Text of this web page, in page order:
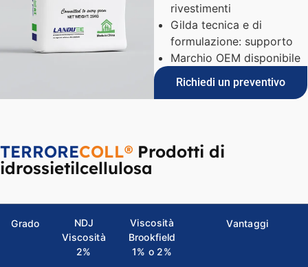
rivestimenti
Gilda tecnica e di
formulazione: supporto
Marchio OEM disponibile
Richiedi un preventivo
TERRORECOLL® Prodotti di
idrossietilcellulosa
Grado
NDJ
Viscosità
2%
Viscosità
Brookfield
1% o 2%
Vantaggi